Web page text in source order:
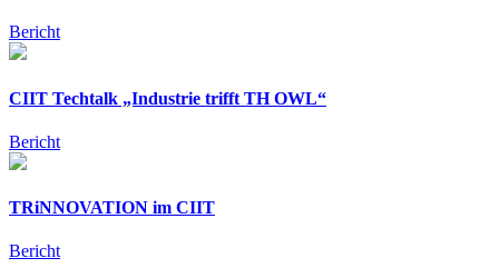
Bericht
CIIT Techtalk „Industrie trifft TH OWL“
Bericht
TRiNNOVATION im CIIT
Bericht